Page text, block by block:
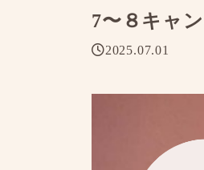
7〜８キャ
2025.07.01